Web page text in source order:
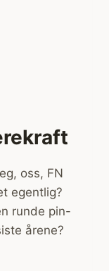
oss, FN
egentlig?
runde pin-
årene?